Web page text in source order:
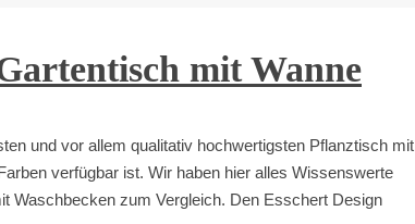
mit Wanne
und vor allem qualitativ hochwertigsten Pflanztisch mit
verfügbar ist. Wir haben hier alles Wissenswerte
Waschbecken zum Vergleich. Den Esschert Design